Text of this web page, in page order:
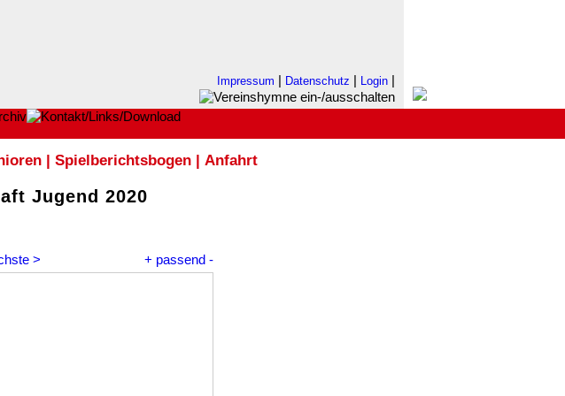
Impressum | Datenschutz | Login |
| Spielberichtsbogen | Anfahrt
Jugend 2020
> + passend -